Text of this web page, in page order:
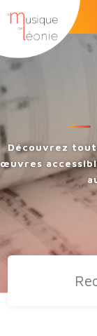
Découvrez
œuvres
Recherche